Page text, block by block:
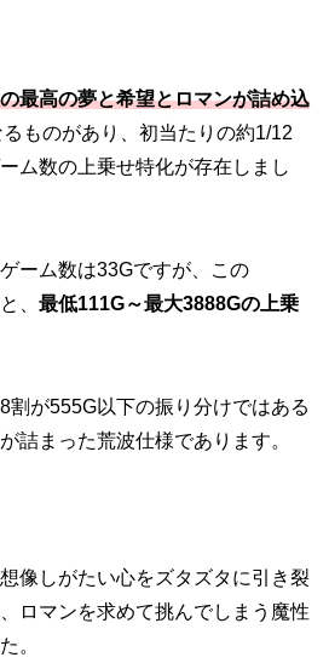
最高の夢と希望とロマンが詰め込
るものがあり、初当たりの約1/12
ム数の上乗せ特化が存在しまし
ーム数は33Gですが、この
、 最低111G～最大3888Gの上乗
割が555G以下の振り分けではある
詰まった荒波仕様であります。
像しがたい心をズタズタに引き裂
ロマンを求めて挑んでしまう魔性
。